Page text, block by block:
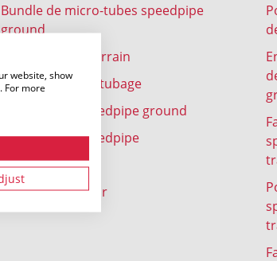
website, show
For more
Bundle de micro-tubes speedpipe
ground
speedpipe souterrain
speedpipe sous-tubage
Micro-tubes speedpipe ground
Micro-tubes speedpipe
Accessoires
speedpipe indoor